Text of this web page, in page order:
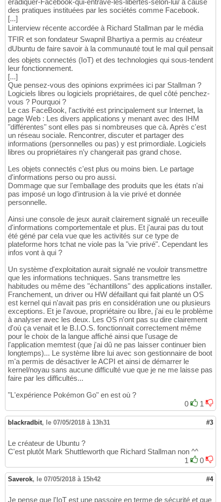
eradiquer-Facebook-qui-entrave-les-libertes-selon-lui/ à cause
des pratiques instituées par les sociétés comme Facebook.
[...]
Linterview récente accordée à Richard Stallman par le média
TFIR et son fondateur Swapnil Bhartiya a permis au créateur
dUbuntu de faire savoir à la communauté tout le mal quil pensait
des objets connectés (IoT) et des technologies qui sous-tendent
leur fonctionnement.
[...]
Que pensez-vous des opinions exprimées ici par Stallman ?
Logiciels libres ou logiciels propriétaires, de quel côté penchez-
vous ? Pourquoi ?
Le cas FaceBook, l'activité est principalement sur Internet, la
page Web : Les divers applications y menant avec des IHM
"différentes" sont elles pas si nombreuses que cà. Après c'est
un réseau sociale. Rencontrer, discuter et partager des
informations (personnelles ou pas) y est primordiale. Logiciels
libres ou propriétaires n'y changerait pas grand chose.
Les objets connectés c'est plus ou moins bien. Le partage
d'informations perso ou pro aussi.
Dommage que sur l'emballage des produits que les états n'ai
pas imposé un logo d'intrusion à la vie privé et donnée
personnelle.
Ainsi une console de jeux aurait clairement signalé un receuille
d'informations comportementale et plus. Et j'aurai pas du tout
été géné par cela vue que les activités sur ce type de
plateforme hors tchat ne viole pas la "vie privé". Cependant les
infos vont à qui ?
Un système d'exploitation aurait signalé ne vouloir transmettre
que les informations techniques. Sans transmettre les
habitudes ou même des "échantillons" des applications installer.
Franchement, un driver ou HW défaillant qui fait planté un OS
est kernel qui n'avait pas pris en considération une ou plusieurs
exceptions. Et je l'avoue, propriétaire ou libre, j'ai eu le problème
à analyser avec les deux. Les OS n'ont pas su dire clairement
d'où ça venait et le B.I.O.S. fonctionnait correctement même
pour le choix de la langue affiché ainsi que l'usage de
l'application memtest (que j'ai dû ne pas laisser continuer bien
longtemps)... Le système libre lui avec son gestionnaire de boot
m'a permis de désactiver le ACPI et ainsi de démarrer le
kernel/noyau sans aucune difficulté vue que je ne me laisse pas
faire par les difficultés...
"L'expérience Pokémon Go" en est où ?
0
1
blackradbit, le 07/05/2018 à 13h31 #3
Le créateur de Ubuntu ?
C'est plutôt Mark Shuttleworth que Richard Stallman non ^^
1
0
Saverok, le 07/05/2018 à 15h42 #4
Je pense que l'IoT est une passoire en terme de sécurité et que